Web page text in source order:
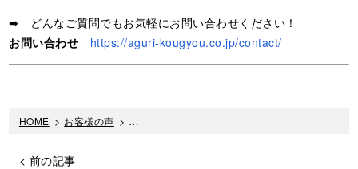
➡ どんなご質問でもお気軽にお問い合わせください！
お問い合わせ
https://aguri-kougyou.co.jp/contact/
HOME > お客様の声 > F様 相模原市：厚木市の外壁塗装・屋根塗装専門
< 前の記事